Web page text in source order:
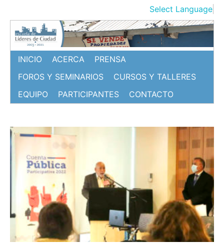
contenido
Select Language
INICIO ACERCA
PRENSA
FOROS Y SEMINARIOS
CURSOS Y TALLERES
EQUIPO
PARTICIPANTES CONTACTO